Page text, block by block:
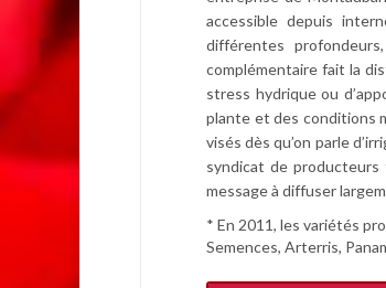
accessible depuis
différentes
complémentaire fait la
stress hydrique ou
plante et des conditions
visés dès qu’on parle
syndicat de
message à diffuser
* En 2011, les variétés
Semences, Arterris,